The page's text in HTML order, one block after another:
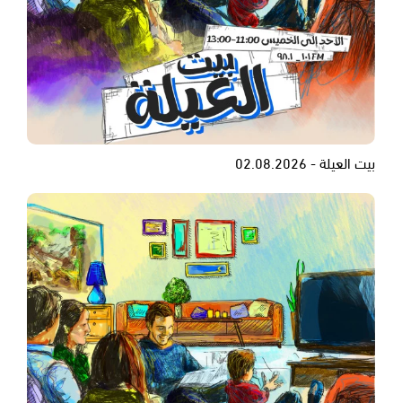
بيت العيلة - 02.08.2026